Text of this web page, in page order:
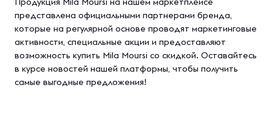
представлена официальными партнерами бренда,
которые на регулярной основе проводят маркетинговые
активности, специальные акции и предоставляют
возможность купить Mila Moursi со скидкой. Оставайтесь
в курсе новостей нашей платформы, чтобы получить
самые выгодные предложения!